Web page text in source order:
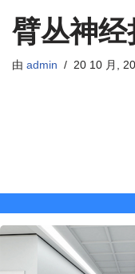
臂丛神经
由 admin 20 10 月,